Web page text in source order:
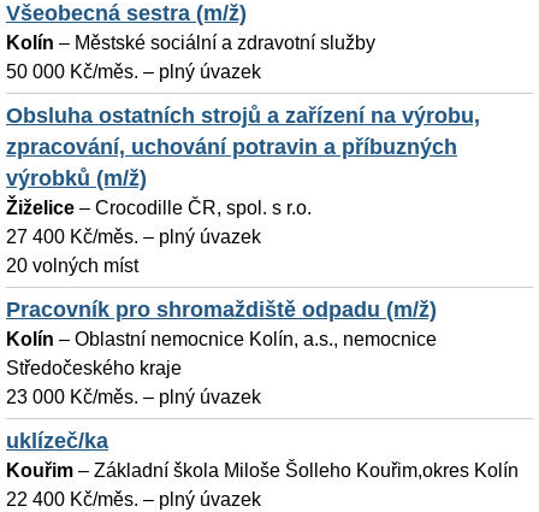
Všeobecná sestra (m/ž)
Kolín – Městské sociální a zdravotní služby
50 000 Kč/měs. – plný úvazek
Obsluha ostatních strojů a zařízení na výrobu,
zpracování, uchování potravin a příbuzných
výrobků (m/ž)
Žiželice – Crocodille ČR, spol. s r.o.
27 400 Kč/měs. – plný úvazek
20 volných míst
Pracovník pro shromaždiště odpadu (m/ž)
Kolín – Oblastní nemocnice Kolín, a.s., nemocnice
Středočeského kraje
23 000 Kč/měs. – plný úvazek
uklízeč/ka
Kouřim – Základní škola Miloše Šolleho Kouřim,okres Kolín
22 400 Kč/měs. – plný úvazek